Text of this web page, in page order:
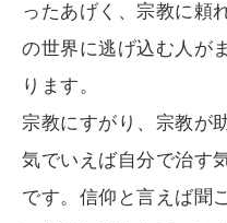
ったあげく、宗教に頼
の世界に逃げ込む人が
ります。
宗教にすがり、宗教が
気でいえば自分で治す
です。信仰と言えば聞